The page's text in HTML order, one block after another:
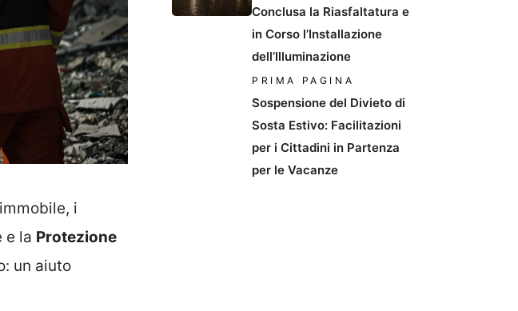
i
e la Protezione
un aiuto
Conclusa la Riasfaltatura e
in Corso l’Installazione
dell’Illuminazione
PRIMA PAGINA
Sospensione del Divieto di
Sosta Estivo: Facilitazioni
per i Cittadini in Partenza
per le Vacanze